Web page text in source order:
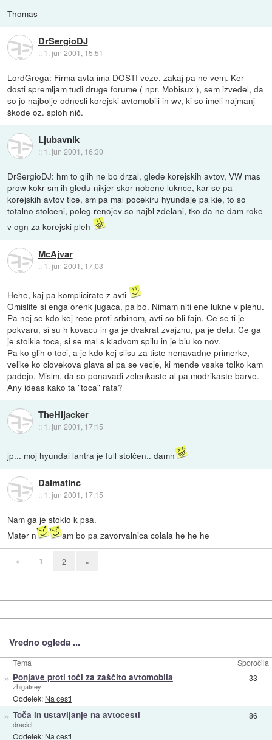
Thomas
DrSergioDJ
:: 1. jun 2001, 15:51
LordGrega: Firma avta ima DOSTI veze, zakaj pa ne vem. Ker
dosti spremljam tudi druge forume ( npr. Mobisux ), sem izvedel, da
so jo najbolje odnesli korejski avtomobili in wv, ki so imeli najmanj
škode oz. sploh nič.
Ljubavnik
:: 1. jun 2001, 16:30
DrSergioDJ: hm to glih ne bo drzal, glede korejskih avtov, VW mas
prow kokr sm ih gledu nikjer skor nobene luknce, kar se pa
korejskih avtov tice, sm pa mal pocekiru hyundaje pa kie, to so
totalno stolceni, poleg renojev so najbl zdelani, tko da ne dam roke
v ogn za korejski pleh
McAjvar
:: 1. jun 2001, 17:03
Hehe, kaj pa komplicirate z avti
Omislite si enga orenk jugaca, pa bo. Nimam niti ene lukne v plehu.
Pa nej se kdo kej rece proti srbinom, avti so bli fajn. Ce se ti je
pokvaru, si su h kovacu in ga je dvakrat zvajznu, pa je delu. Ce ga
je stolkla toca, si se mal s kladvom spilu in je biu ko nov.
Pa ko glih o toci, a je kdo kej slisu za tiste nenavadne primerke,
velike ko clovekova glava al pa se vecje, ki mende vsake tolko kam
padejo. Mislm, da so ponavadi zelenkaste al pa modrikaste barve.
Any ideas kako ta "toca" rata?
TheHijacker
:: 1. jun 2001, 17:15
jp... moj hyundai lantra je full stolčen.. damn
Dalmatinc
:: 1. jun 2001, 17:15
Nam ga je stoklo k psa.
Mater n
am bo pa zavorvalnica colala he he he
« 1 2 »
Vredno ogleda ...
Tema Sporočila
» Ponjave proti toči za zaščito avtomobila
zhigatsey
Oddelek: Na cesti
33
» Toča in ustavljanje na avtocesti
draciel
Oddelek: Na cesti
86